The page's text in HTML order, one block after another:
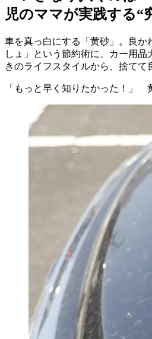
児のママが実践する“
車を真っ白にする「黄砂」。良
しょ」という節約術に、カー用
きのライフスタイルから、捨てて
「もっと早く知りたかった！」